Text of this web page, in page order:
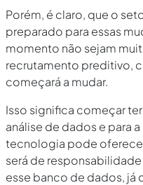
Porém, é claro, que o
preparado para essas
momento não sejam
recrutamento preditivo,
começará a mudar.
Isso significa começar
análise de dados e para
tecnologia pode
será de
esse banco de dados, já